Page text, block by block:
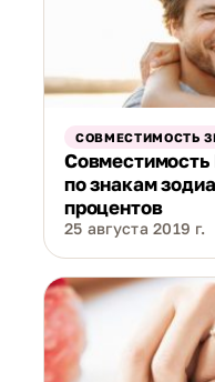
СОВМЕСТИМОСТЬ
по знакам
процентов
25 августа 2019 г.